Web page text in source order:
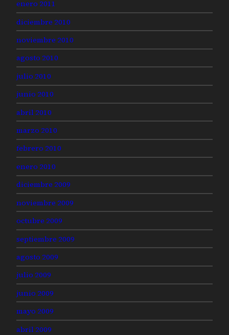
enero 2011
diciembre 2010
noviembre 2010
agosto 2010
julio 2010
junio 2010
abril 2010
marzo 2010
febrero 2010
enero 2010
diciembre 2009
noviembre 2009
octubre 2009
septiembre 2009
agosto 2009
julio 2009
junio 2009
mayo 2009
abril 2009